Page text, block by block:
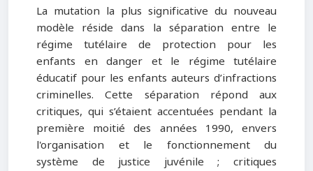
La mutation la plus significative du nouveau
modèle réside dans la séparation entre le
régime tutélaire de protection pour les
enfants en danger et le régime tutélaire
éducatif pour les enfants auteurs d’infractions
criminelles. Cette séparation répond aux
critiques, qui s’étaient accentuées pendant la
première moitié des années 1990, envers
l'organisation et le fonctionnement du
système de justice juvénile ; critiques